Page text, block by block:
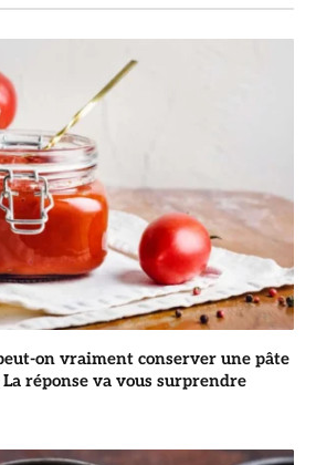
on vraiment conserver une pâte
réponse va vous surprendre